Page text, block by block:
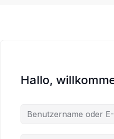
Hallo,